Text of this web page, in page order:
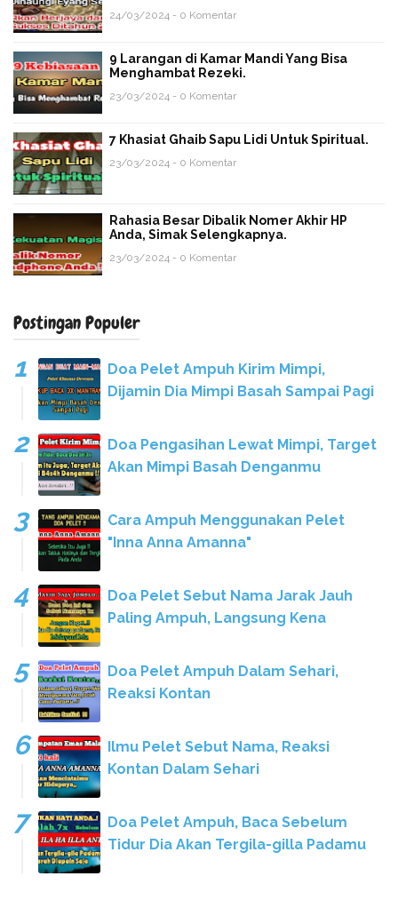
24/03/2024 - 0 Komentar
9 Larangan di Kamar Mandi Yang Bisa
Menghambat Rezeki.
23/03/2024 - 0 Komentar
7 Khasiat Ghaib Sapu Lidi Untuk Spiritual.
23/03/2024 - 0 Komentar
Rahasia Besar Dibalik Nomer Akhir HP
Anda, Simak Selengkapnya.
23/03/2024 - 0 Komentar
Postingan Populer
Doa Pelet Ampuh Kirim Mimpi,
Dijamin Dia Mimpi Basah Sampai Pagi
Doa Pengasihan Lewat Mimpi, Target
Akan Mimpi Basah Denganmu
Cara Ampuh Menggunakan Pelet
"Inna Anna Amanna"
Doa Pelet Sebut Nama Jarak Jauh
Paling Ampuh, Langsung Kena
Doa Pelet Ampuh Dalam Sehari,
Reaksi Kontan
Ilmu Pelet Sebut Nama, Reaksi
Kontan Dalam Sehari
Doa Pelet Ampuh, Baca Sebelum
Tidur Dia Akan Tergila-gilla Padamu